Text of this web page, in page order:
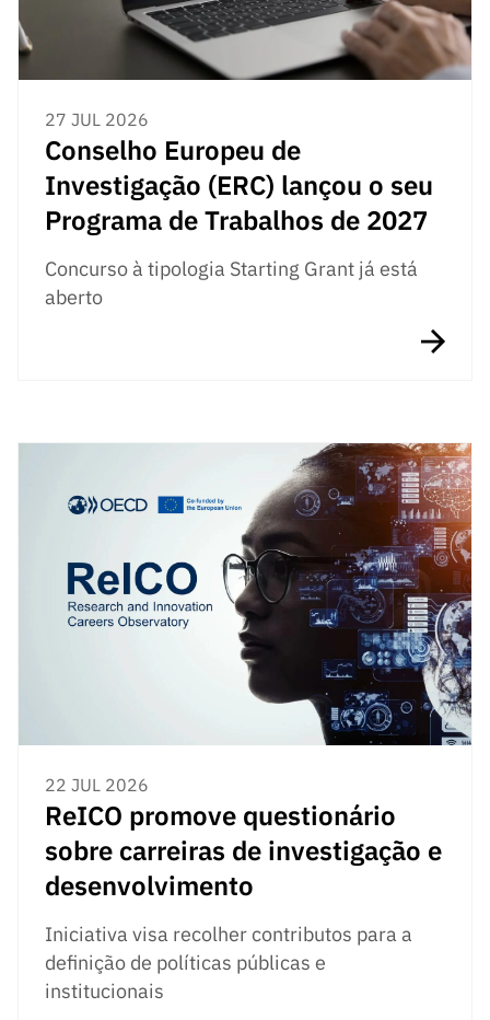
27 JUL 2026
Conselho Europeu de
Investigação (ERC) lançou o seu
Programa de Trabalhos de 2027
Concurso à tipologia Starting Grant já está
aberto
22 JUL 2026
ReICO promove questionário
sobre carreiras de investigação e
desenvolvimento
Iniciativa visa recolher contributos para a
definição de políticas públicas e
institucionais